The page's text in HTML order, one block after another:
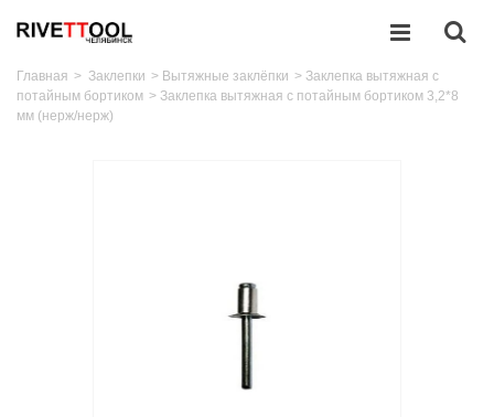
Главная > Заклепки > Вытяжные заклёпки > Заклепка вытяжная с
потайным бортиком > Заклепка вытяжная с потайным бортиком 3,2*8
мм (нерж/нерж)